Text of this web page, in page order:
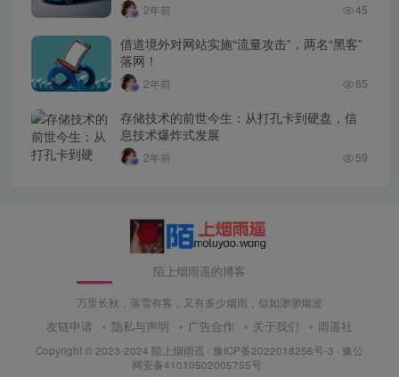
2年前 45
借道境外对网站实施“流量攻击”，两名“黑客”
落网！
2年前 65
存储技术的前世今生：从打孔卡到硬盘，信
息技术爆炸式发展
2年前 59
陌上烟雨遥的博客
万里长秋，落雪有客，又有多少烟雨，似如渺渺烟波
友链申请 隐私与声明 广告合作 关于我们 雨遥社
Copyright © 2023-2024 陌上烟雨遥 · 豫ICP备2022018256号-3 · 豫公
网安备41010502005755号 ·